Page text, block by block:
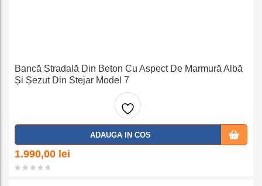
Bancă Stradală Din Beton Cu Aspect De Marmură Albă
Și Șezut Din Stejar Model 7
Adaug
ADAUGA IN COS
1.990,00 lei